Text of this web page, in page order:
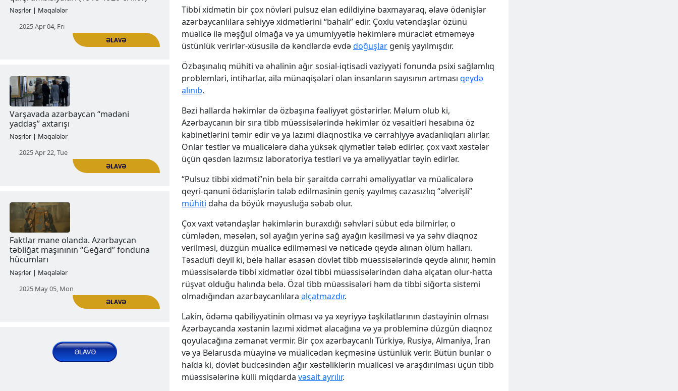
Nəşrlər | Məqalələr
2025 Apr 02, Wed
Azərbaycan Respublikasının Qarsa
qarşı ambisiyaları (1918-1920-ci illər)
Nəşrlər | Məqalələr
Varşavada azərbaycan “mədəni
yaddaş” axtarışı
2025 Apr 22, Tue
Tibbi xidmətin bir çox növləri pulsuz elan edildiyinə baxmayaraq, əlavə ödənişlər
azərbaycanlılara səhiyyə xidmətlərini “bahalı” edir. Çoxlu vətəndaşlar özünü
müəlicə ilə məşğul olmağa və ya ümumiyyətlə həkimlərə müraciət etməməyə
üstünlük verirlər-xüsusilə də kəndlərdə evdədoğuşlar geniş yayılmışdır.
Özbaşınalıq mühiti və əhalinin ağır sosial-iqtisadi vəziyyəti fonunda psixi sağlamlıq
problemləri, intiharlar, ailə münaqişələri olan insanların sayısının artması qeydə
alınıb.
Bəzi hallarda həkimlər də özbaşına fəaliyyət göstərirlər. Məlum olub ki,
Azərbaycanın bir sıra tibb müəssisələrində həkimlər öz vəsaitləri hesabına öz
kabinetlərini təmir edir və ya lazımi diaqnostika və cərrahiyyə avadanlıqları alırlar.
Onlar testlər və müalicələrə daha yüksək qiymətlər tələb edirlər, çox vaxt xəstələr
üçün qəsdən lazımsız laboratoriya testləri və ya əməliyyatlar təyin edirlər.
“Pulsuz tibbi xidməti”nin belə bir şəraitdə cərrahi əməliyyatlar və müalicələrə
qeyri-qanuni ödənişlərin tələb edilməsinin geniş yayılmış cəzasızlıq “əlverişli”
mühiti daha da böyük məyusluğa səbəb olur.
Çox vaxt vətəndaşlar həkimlərin buraxdığı səhvləri sübut edə bilmirlər, o
cümlədən, məsələn, sol ayağın yerinə sağ ayağın kəsilməsi və ya səhv diaqnoz
verilməsi, düzgün müalicə edilməməsi və nəticədə qeydə alınan ölüm halları.
Təsadüfi deyil ki, belə hallar əsasən dövlət tibb müəssisələrində qeydə alınır, həmin
müəssisələrdə tibbi xidmətlər özəl tibbi müəssisələrindən daha əlçatan olur-hətta
rüşvət olduğu halında belə. Özəl tibb müəssisələri həm də tibbi siğorta sistemi
olmadığından azərbaycanlılara əlçatmazdır.
Lakin, ödəmə qabiliyyətinin olması və ya xeyriyyə təşkilatlarının dəstəyinin olması
Azərbaycanda xəstənin lazımi xidmət alacağına və ya probleminə düzgün diaqnoz
qoyulacağına zəmanət vermir. Bir çox azərbaycanlı Türkiyə, Rusiyə, Almaniya, İran
və ya Belarusda müayinə və müalicədən keçməsinə üstünlük verir. Bütün bunlar o
halda ki, dövlət büdcəsindən ağır xəstəliklərin müalicəsi və araşdırılması üçün tibb
müəssisələrinə külli miqdarda vəsait ayrılır.